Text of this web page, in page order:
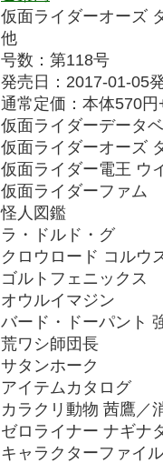
仮面ライダーオーズ
他
号数：第118号
発売日：2017-01-05
通常定価：本体570円
仮面ライダーデータ
仮面ライダーオーズ
仮面ライダー電王 ウ
仮面ライダーファム
怪人図鑑
ラ・ドルド・グ
クロウロード コルウ
ゴルトフェニックス
オウルイマジン
バード・ドーパント
荒ワシ師団長
サタンホーク
アイテムカタログ
カラクリ動物 茜鷹／
ゼロライナー ナギナ
キャラクターファイル